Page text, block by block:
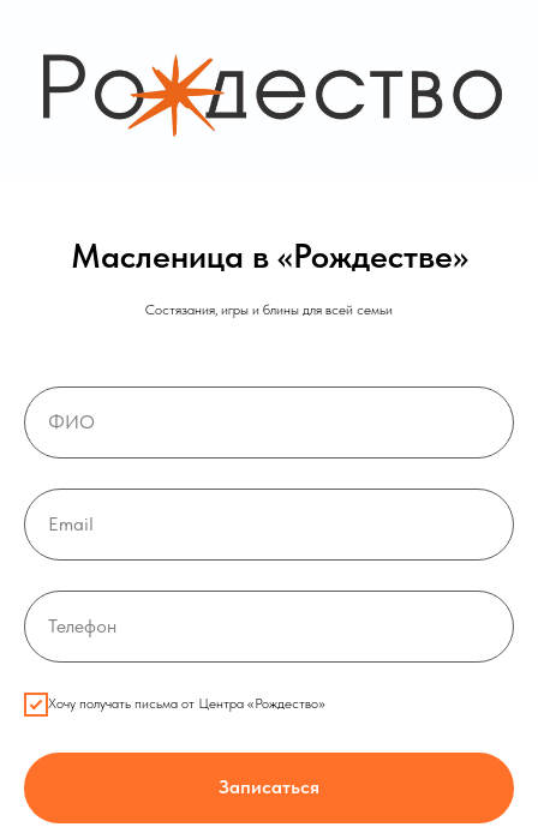
Масленица в «Рождестве»
Состязания, игры и блины для всей семьи
ФИО
Email
Телефон
Хочу получать письма от Центра «Рождество»
Записаться